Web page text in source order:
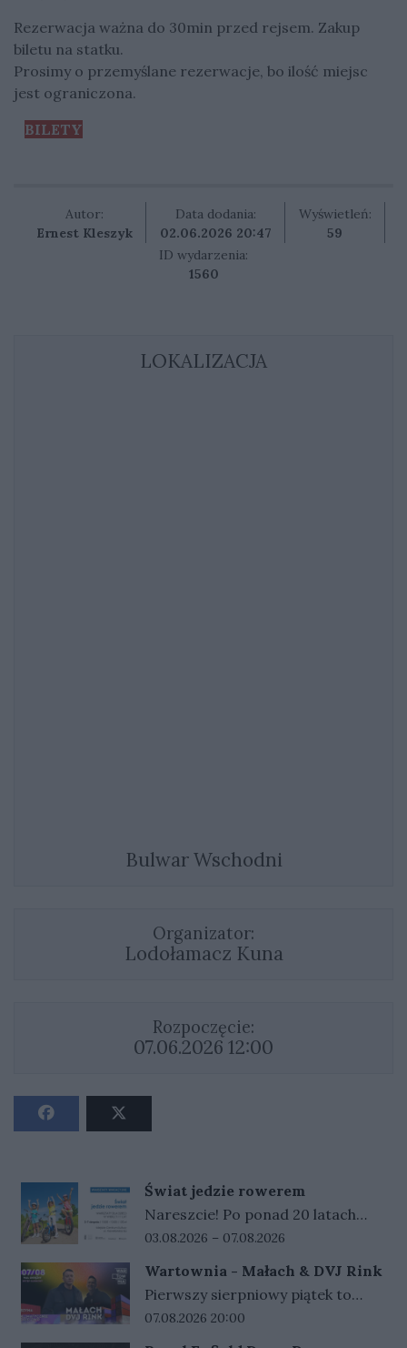
Rezerwacja ważna do 30min przed rejsem. Zakup
biletu na statku.
Prosimy o przemyślane rezerwacje, bo ilość miejsc
jest ograniczona.
BILETY
Autor:
Ernest Kleszyk
Data dodania:
02.06.2026 20:47
Wyświetleń:
59
ID wydarzenia:
1560
LOKALIZACJA
Bulwar Wschodni
Organizator:
Lodołamacz Kuna
Rozpoczęcie:
07.06.2026 12:00
Świat jedzie rowerem
Nareszcie! Po ponad 20 latach
nasze miasto ponownie będzie
zaszczyt być miastem startowym
jednego z etapów tego
prestiżowego,
Data rozpoczęcia wydarzenia:
03.08.2026 – Data zakończenia wydarzenia:
07.08.2026
Wartownia - Małach & DVJ Rink
Pierwszy sierpniowy piątek to
mocne hip-hopowe uderzenie na
Data rozpoczęcia wydarzenia:
07.08.2026 20:00